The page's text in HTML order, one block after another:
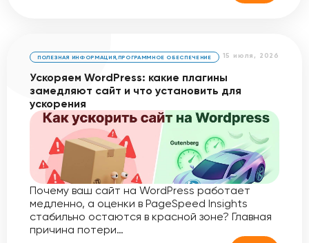
15 июля, 2026
ПОЛЕЗНАЯ ИНФОРМАЦИЯ,ПРОГРАММНОЕ ОБЕСПЕЧЕНИЕ
Ускоряем WordPress: какие плагины
замедляют сайт и что установить для
ускорения
Почему ваш сайт на WordPress работает
медленно, а оценки в PageSpeed Insights
стабильно остаются в красной зоне? Главная
причина потери…